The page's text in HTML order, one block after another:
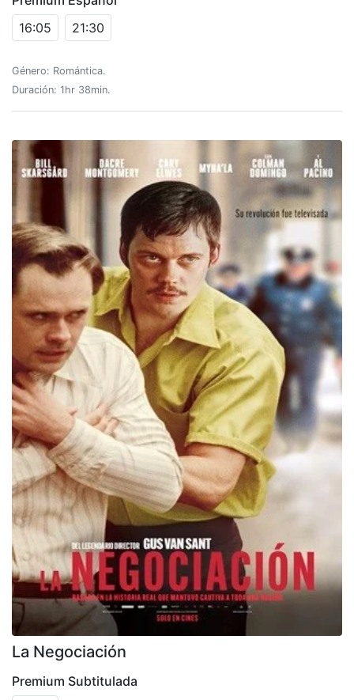
16:05
21:30
Género: Romántica.
Duración: 1hr 38min.
La Negociación
Premium Subtitulada